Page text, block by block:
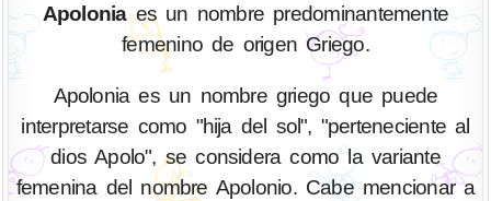
Apoloniaes un nombre predominantemente
femenino de origen Griego.
Apolonia es un nombre griego que puede
interpretarse como "hija del sol", "perteneciente al
dios Apolo", se considera como la variante
femenina del nombre Apolonio. Cabe mencionar a